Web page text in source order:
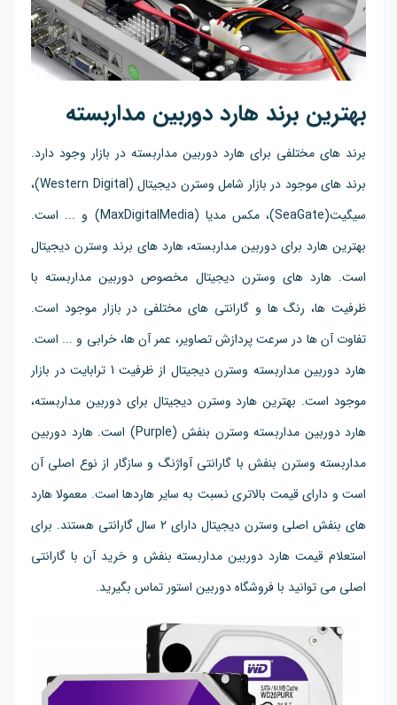
بهترین برند هارد دوربین مداربسته
برند های مختلفی برای هارد دوربین مداربسته در بازار وجود دارد.
برند های موجود در بازار شامل وسترن دیجیتال (Western Digital)،
سیگیت(SeaGate)، مکس مدیا (MaxDigitalMedia) و ... است.
بهترین هارد برای دوربین مداربسته، هارد های برند وسترن دیجیتال
است. هارد های وسترن دیجیتال مخصوص دوربین مداربسته با
ظرفیت ها، رنگ ها و گارانتی های مختلفی در بازار موجود است.
تفاوت آن ها در سرعت پردازش تصاویر، عمر آن ها، خرابی و ... است.
هارد دوربین مداربسته وسترن دیجیتال از ظرفیت 1 ترابایت در بازار
موجود است. بهترین هارد وسترن دیجیتال برای دوربین مداربسته،
هارد دوربین مداربسته وسترن بنفش (Purple)
است. هارد دوربین
مداربسته وسترن بنفش با گارانتی آواژنگ و سازگار از نوع اصلی آن
است و دارای قیمت بالاتری نسبت به سایر هاردها است. معمولا هارد
های بنفش اصلی وسترن دیجیتال دارای 2 سال گارانتی هستند. برای
استعلام قیمت هارد دوربین مداربسته بنفش و خرید آن با گارانتی
اصلی می توانید با فروشگاه دوربین استور تماس بگیرید.